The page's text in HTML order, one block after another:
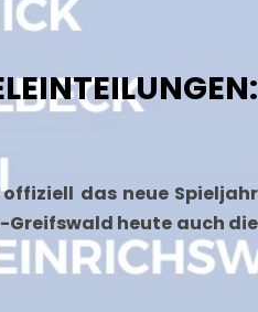
das neue Spieljahr
heute auch die